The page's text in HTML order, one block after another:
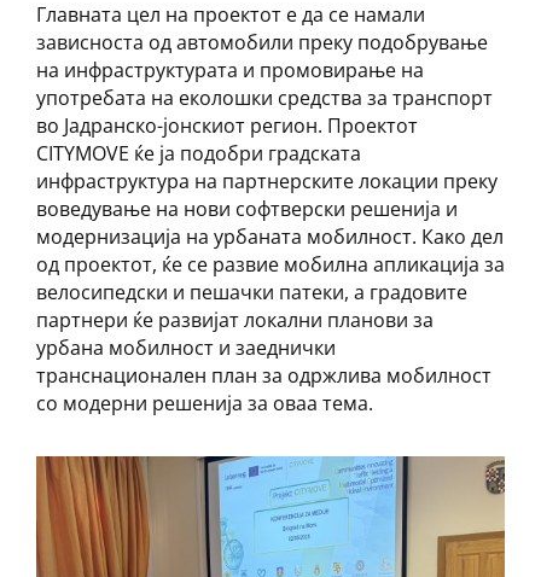
Главната цел на проектот е да се намали
зависноста од автомобили преку подобрување
на инфраструктурата и промовирање на
употребата на еколошки средства за транспорт
во Јадранско-јонскиот регион. Проектот
CITYMOVE ќе ја подобри градската
инфраструктура на партнерските локации преку
воведување на нови софтверски решенија и
модернизација на урбаната мобилност. Како дел
од проектот, ќе се развие мобилна апликација за
велосипедски и пешачки патеки, а градовите
партнери ќе развијат локални планови за
урбана мобилност и заеднички
транснационален план за одржлива мобилност
со модерни решенија за оваа тема.